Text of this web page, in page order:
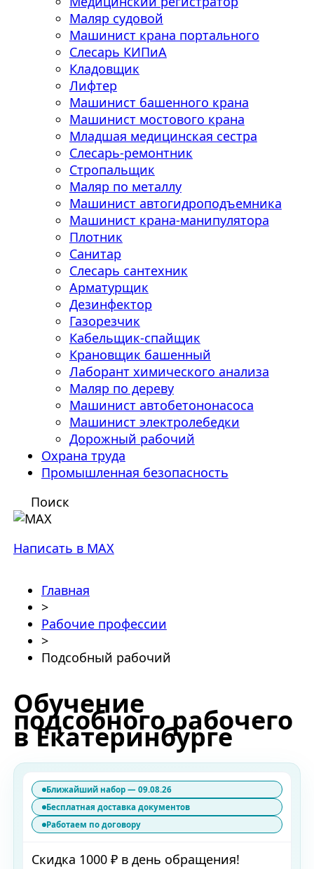
Маляр судовой
Машинист крана портального
Слесарь КИПиА
Кладовщик
Лифтер
Машинист башенного крана
Машинист мостового крана
Младшая медицинская сестра
Слесарь-ремонтник
Стропальщик
Маляр по металлу
Машинист автогидроподъемника
Машинист крана-манипулятора
Плотник
Санитар
Слесарь сантехник
Арматурщик
Дезинфектор
Газорезчик
Кабельщик-спайщик
Крановщик башенный
Лаборант химического анализа
Маляр по дереву
Машинист автобетононасоса
Машинист электролебедки
Дорожный рабочий
Охрана труда
Промышленная безопасность
Поиск
Написать в MAX
Главная
>
Рабочие профессии
>
Подсобный рабочий
Обучение
подсобного рабочего
в Екатеринбурге
Ближайший набор — 09.08.26
Бесплатная доставка документов
Работаем по договору
Скидка 1000 ₽ в день обращения!